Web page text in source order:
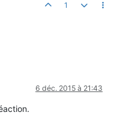
1
6 déc. 2015 à 21:43